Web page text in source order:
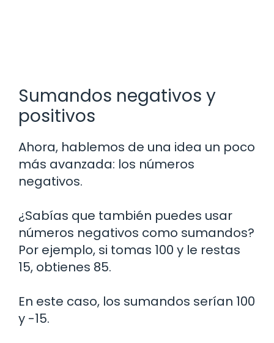
Sumandos negativos y
positivos
Ahora, hablemos de una idea un poco
más avanzada: los números
negativos.
¿Sabías que también puedes usar
números negativos como sumandos?
Por ejemplo, si tomas 100 y le restas
15, obtienes 85.
En este caso, los sumandos serían 100
y -15.